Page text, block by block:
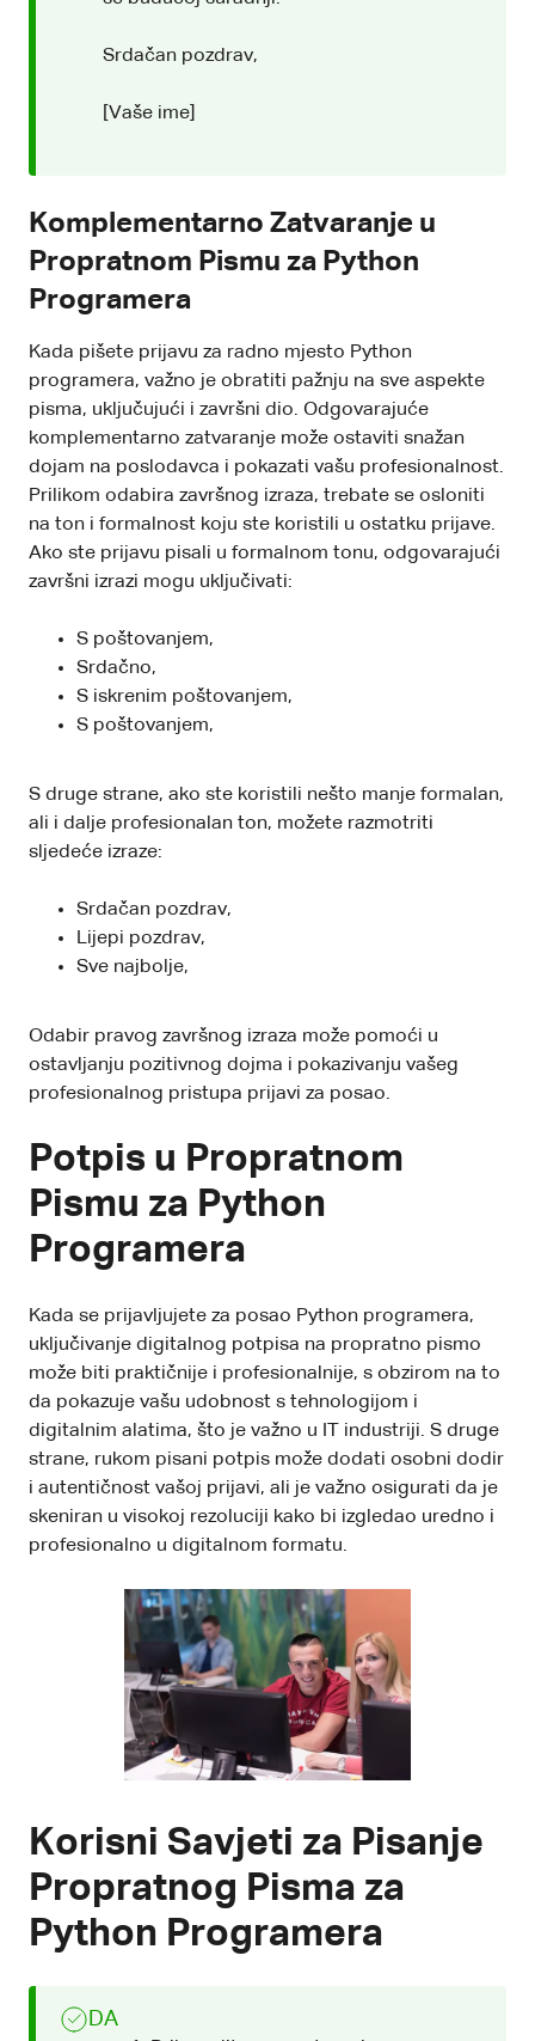
Srdačan pozdrav,
[Vaše ime]
Komplementarno Zatvaranje u
Propratnom Pismu za Python
Programera
Kada pišete prijavu za radno mjesto Python
programera, važno je obratiti pažnju na sve aspekte
pisma, uključujući i završni dio. Odgovarajuće
komplementarno zatvaranje može ostaviti snažan
dojam na poslodavca i pokazati vašu profesionalnost.
Prilikom odabira završnog izraza, trebate se osloniti
na ton i formalnost koju ste koristili u ostatku prijave.
Ako ste prijavu pisali u formalnom tonu, odgovarajući
završni izrazi mogu uključivati:
S poštovanjem,
Srdačno,
S iskrenim poštovanjem,
S poštovanjem,
S druge strane, ako ste koristili nešto manje formalan,
ali i dalje profesionalan ton, možete razmotriti
sljedeće izraze:
Srdačan pozdrav,
Lijepi pozdrav,
Sve najbolje,
Odabir pravog završnog izraza može pomoći u
ostavljanju pozitivnog dojma i pokazivanju vašeg
profesionalnog pristupa prijavi za posao.
Potpis u Propratnom
Pismu za Python
Programera
Kada se prijavljujete za posao Python programera,
uključivanje digitalnog potpisa na propratno pismo
može biti praktičnije i profesionalnije, s obzirom na to
da pokazuje vašu udobnost s tehnologijom i
digitalnim alatima, što je važno u IT industriji. S druge
strane, rukom pisani potpis može dodati osobni dodir
i autentičnost vašoj prijavi, ali je važno osigurati da je
skeniran u visokoj rezoluciji kako bi izgledao uredno i
profesionalno u digitalnom formatu.
Korisni Savjeti za Pisanje
Propratnog Pisma za
Python Programera
DA